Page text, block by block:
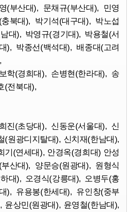
(부산대), 문채규(부산대), 민영
북대), 박기석(대구대), 박노섭
대), 박영규(경기대), 박용철(서
), 박종선(백석대), 배종대(고려
학(경희대), 손병현(한라대), 송
(전북대),
진(초당대), 신동운(서울대), 신
(원광디지탈대), 신치재(한남대),
기(연세대), 안경옥(경희대) 안성
산대), 양문승(원광대), 원형식
대), 오경식(강릉대), 오병두(홍
), 유용봉(한세대), 유인창(중부
윤상민(원광대), 윤영철(한남대),